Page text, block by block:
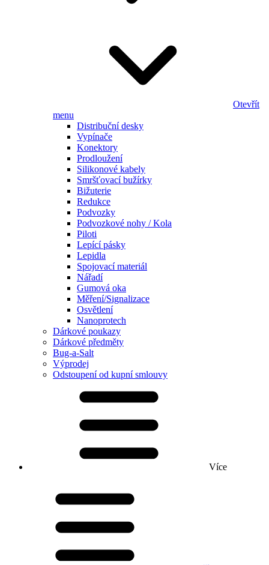
Otevřít
menu
Distribuční desky
Vypínače
Konektory
Prodloužení
Silikonové kabely
Smršťovací bužírky
Bižuterie
Redukce
Podvozky
Podvozkové nohy / Kola
Piloti
Lepící pásky
Lepidla
Spojovací materiál
Nářadí
Gumová oka
Měření/Signalizace
Osvětlení
Nanoprotech
Dárkové poukazy
Dárkové předměty
Bug-a-Salt
Výprodej
Odstoupení od kupní smlouvy
Více